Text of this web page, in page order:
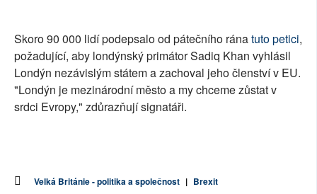
Skoro 90 000 lidí podepsalo od pátečního ránatuto petici,
požadující, aby londýnský primátor Sadiq Khan vyhlásil
Londýn nezávislým státem a zachoval jeho členství v EU.
"Londýn je mezinárodní město a my chceme zůstat v
srdci Evropy," zdůrazňují signatáři.
Velká Británie - politika a společnost | Brexit